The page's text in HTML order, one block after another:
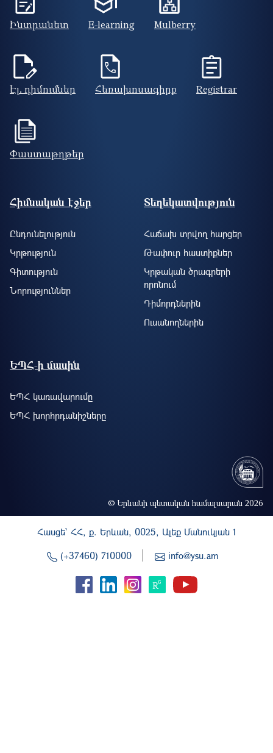
Ինտրանետ E-learning Mulberry
Էլ. դիմումներ Հեռախոսագիրք Registrar
Փաստաթղթեր
Footer site information
Հիմնական էջեր
Ընդունելություն
Կրթություն
Գիտություն
Նորություններ
Տեղեկատվություն
Հաճախ տրվող հարցեր
Թափուր հաստիքներ
Կրթական ծրագրերի
որոնում
Դիմորդներին
Ուսանողներին
ԵՊՀ-ի մասին
ԵՊՀ կառավարումը
ԵՊՀ խորհրդանիշները
© Երևանի պետական համալսարան 2026
Հասցե` ՀՀ, ք. Երևան, 0025, Ալեք Մանուկյան 1
(+37460) 710000
info@ysu.am